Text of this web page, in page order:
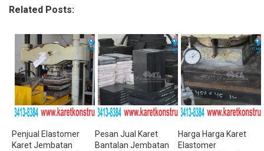
Related Posts:
Penjual Elastomer
Karet Jembatan
Pesan Jual Karet
Bantalan Jembatan
Harga Harga Karet
Elastomer